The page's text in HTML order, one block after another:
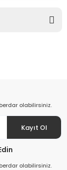
olabilirsiniz.
Kayıt Ol
olabilirsiniz.